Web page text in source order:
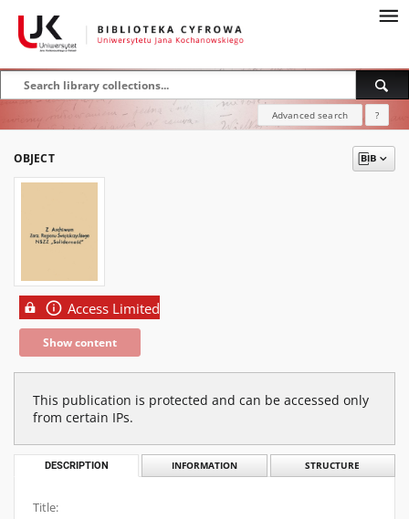
Advanced search ?
OBJECT
Access Limited
Show content
This publication is protected and can be accessed only
from certain IPs.
DESCRIPTION INFORMATION STRUCTURE
Title: